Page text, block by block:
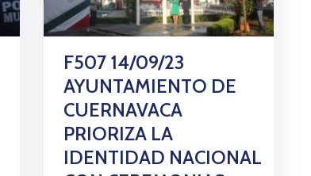
F507 14/09/23
AYUNTAMIENTO DE
CUERNAVACA
PRIORIZA LA
IDENTIDAD NACIONAL